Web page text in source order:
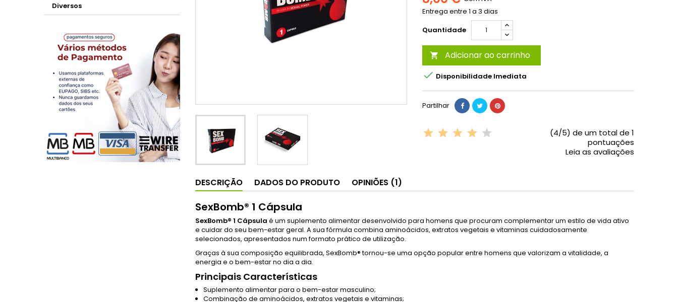
Diversos
Entrega entre 1 a 3 dias
Quantidade
 Adicionar ao carrinho
 Disponibilidade Imediata
Partilhar
(4/5) de um total de 1
pontuações
Leia as avaliações
DESCRIÇÃO DADOS DO PRODUTO OPINIÕES (1)
SexBomb® 1 Cápsula
SexBomb® 1 Cápsula é um suplemento alimentar desenvolvido para homens que procuram complementar um estilo de vida ativo
e cuidar do seu bem-estar geral. A sua fórmula combina aminoácidos, extratos vegetais e vitaminas cuidadosamente
selecionados, apresentados num formato prático de utilização.
Graças à sua composição equilibrada, SexBomb® tornou-se uma opção popular entre homens que valorizam a vitalidade, a
energia e o bem-estar no dia a dia.
Principais Características
Suplemento alimentar para o bem-estar masculino;
Combinação de aminoácidos, extratos vegetais e vitaminas;